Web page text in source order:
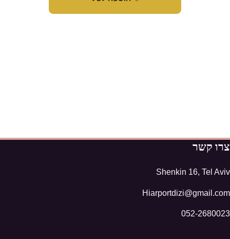
צרו קשר
Shenkin 16, Tel Aviv
Hiarportdizi@gmail.com
052-2680023